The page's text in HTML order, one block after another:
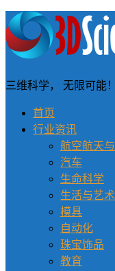
三维科学， 无限可能！
首页
行业资讯
航空航天
汽车
生命科学
生活与艺术
模具
自动化
珠宝饰品
教育